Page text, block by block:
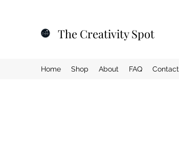
The Creativity Spot
Home Shop About FAQ Contact